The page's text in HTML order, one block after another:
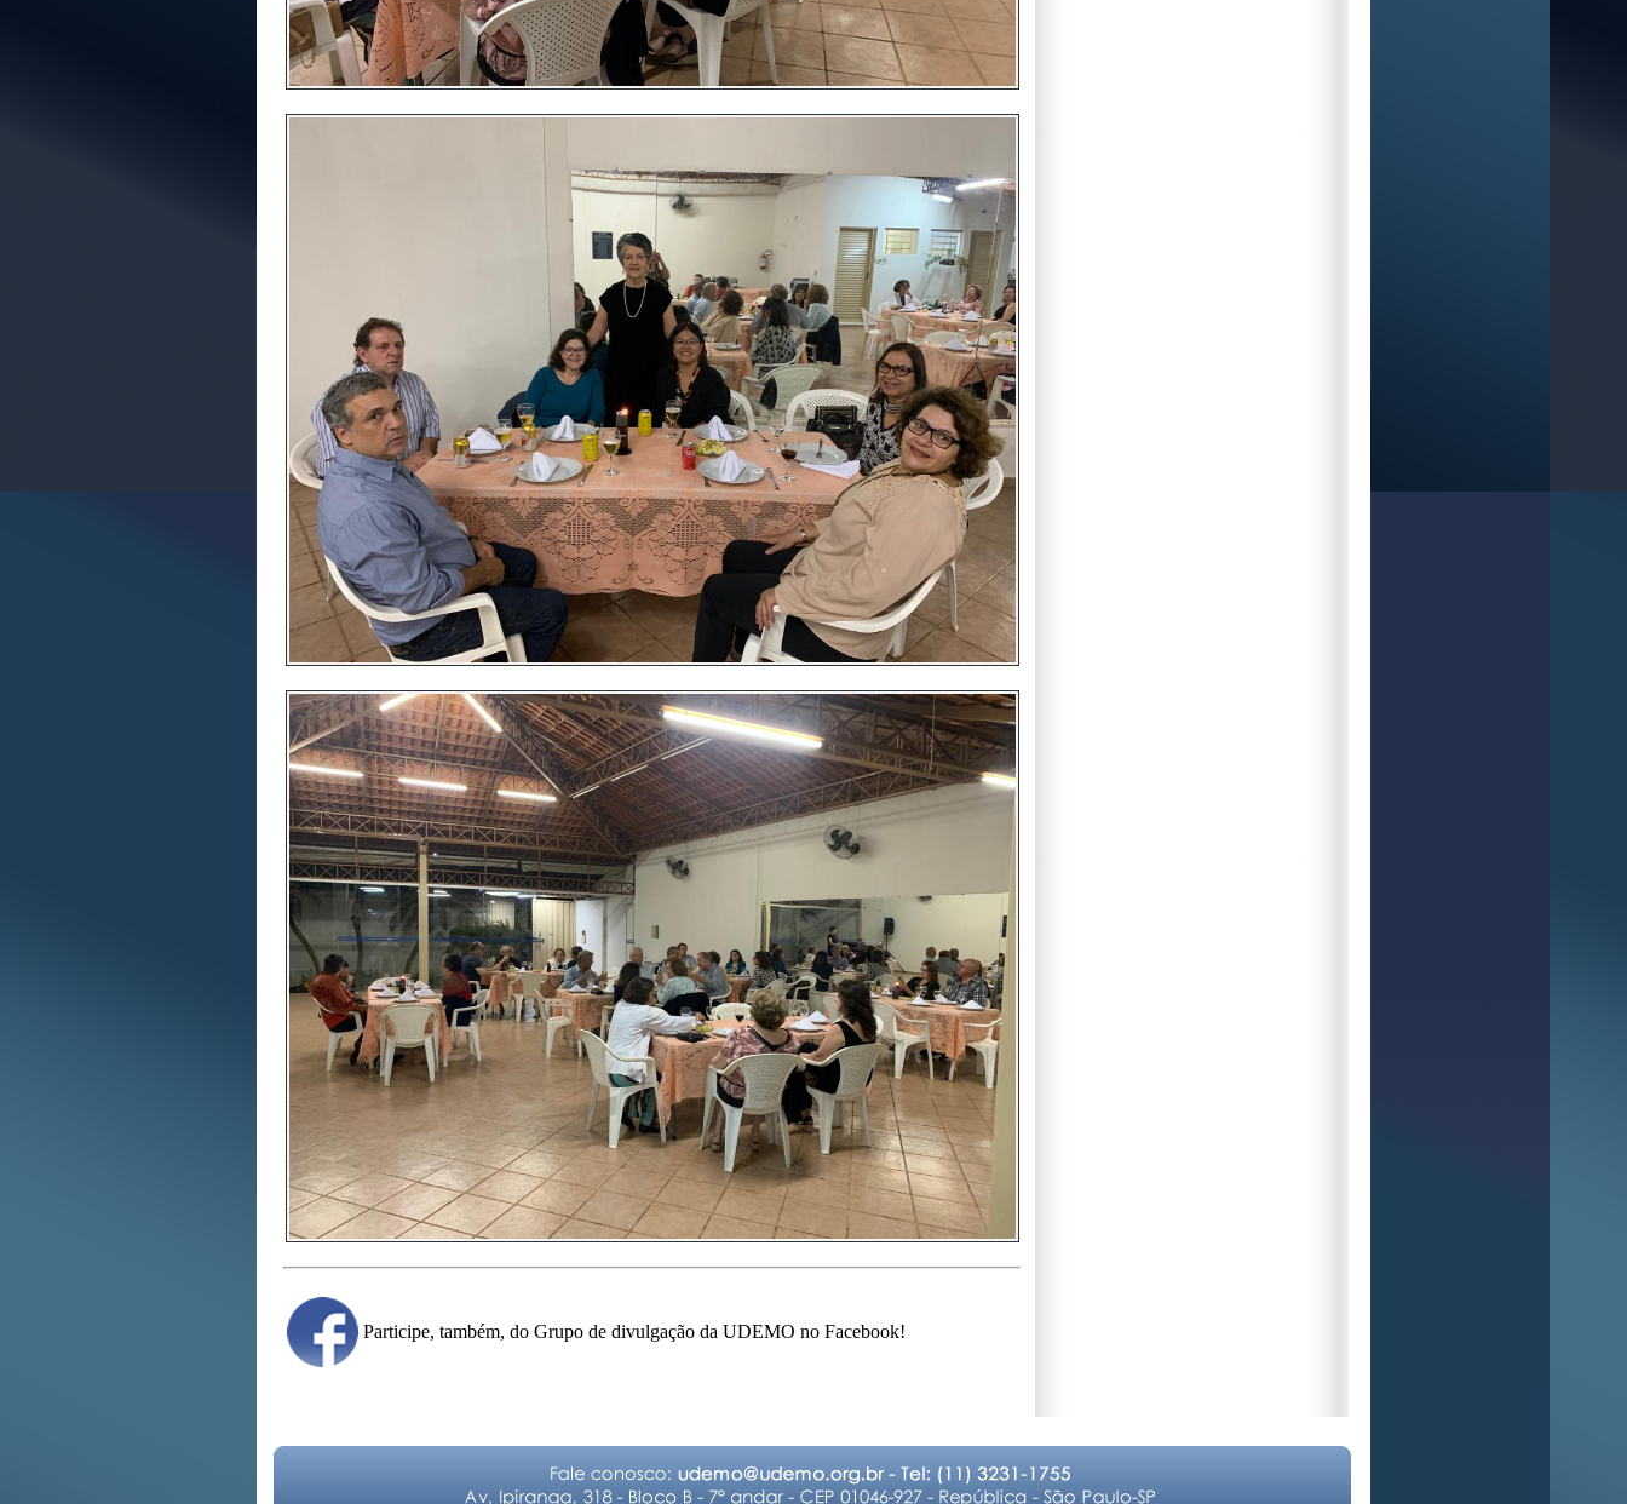
Participe, também, do Grupo de divulgação da UDEMO no Facebook!